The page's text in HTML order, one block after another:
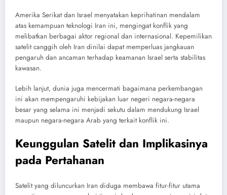
Amerika Serikat dan Israel menyatakan keprihatinan mendalam
atas kemampuan teknologi Iran ini, mengingat konflik yang
melibatkan berbagai aktor regional dan internasional. Kepemilikan
satelit canggih oleh Iran dinilai dapat memperluas jangkauan
pengaruh dan ancaman terhadap keamanan Israel serta stabilitas
kawasan.
Lebih lanjut, dunia juga mencermati bagaimana perkembangan
ini akan mempengaruhi kebijakan luar negeri negara-negara
besar yang selama ini menjadi sekutu dalam mendukung Israel
maupun negara-negara Arab yang terkait konflik ini.
Keunggulan Satelit dan Implikasinya
pada Pertahanan
Satelit yang diluncurkan Iran diduga membawa fitur-fitur utama